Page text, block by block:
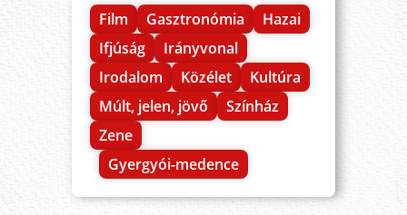
Film Gasztronómia
Hazai
Ifjúság
Irányvonal
Irodalom
Közélet
Kultúra
Múlt, jelen, jövő
Színház
Zene
Gyergyói-medence